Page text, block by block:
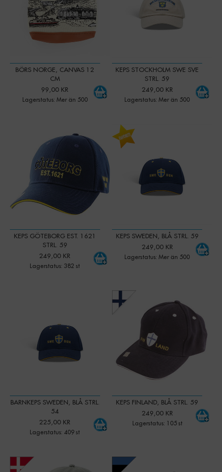
BÖRS NORGE, CANVAS 12
CM
99,00 KR
Lagerstatus: Mer än 500
KEPS STOCKHOLM SWE SVE
STRL. 59
249,00 KR
Lagerstatus: Mer än 500
KEPS GÖTEBORG EST. 1621
STRL. 59
249,00 KR
Lagerstatus: 382 st
+
KEPS SWEDEN, BLÅ STRL. 59
249,00 KR
Lagerstatus: Mer än 500
Qty:
BARNKEPS SWEDEN, BLÅ STRL.
54
225,00 KR
Lagerstatus: 409 st
KEPS FINLAND, BLÅ STRL. 59
249,00 KR
Lagerstatus: 105 st
Qty: +
Qty: Qty: